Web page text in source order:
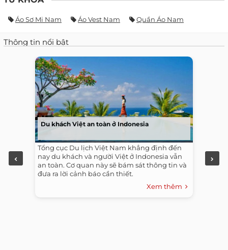
Áo Sơ Mi Nam Áo Vest Nam Quần Áo Nam
Thông tin nổi bật
Du khách Việt an toàn ở Indonesia
Tổng cục Du lịch Việt Nam khẳng định đến
nay du khách và người Việt ở Indonesia vẫn
an toàn. Cơ quan này sẽ bám sát thông tin và
đưa ra lời cảnh báo cần thiết.
Xem thêm